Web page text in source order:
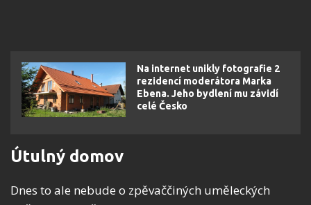
Na internet unikly fotografie 2
rezidencí moderátora Marka
Ebena. Jeho bydlení mu závidí
celé Česko
Útulný domov
Dnes to ale nebude o zpěvaččiných uměleckých